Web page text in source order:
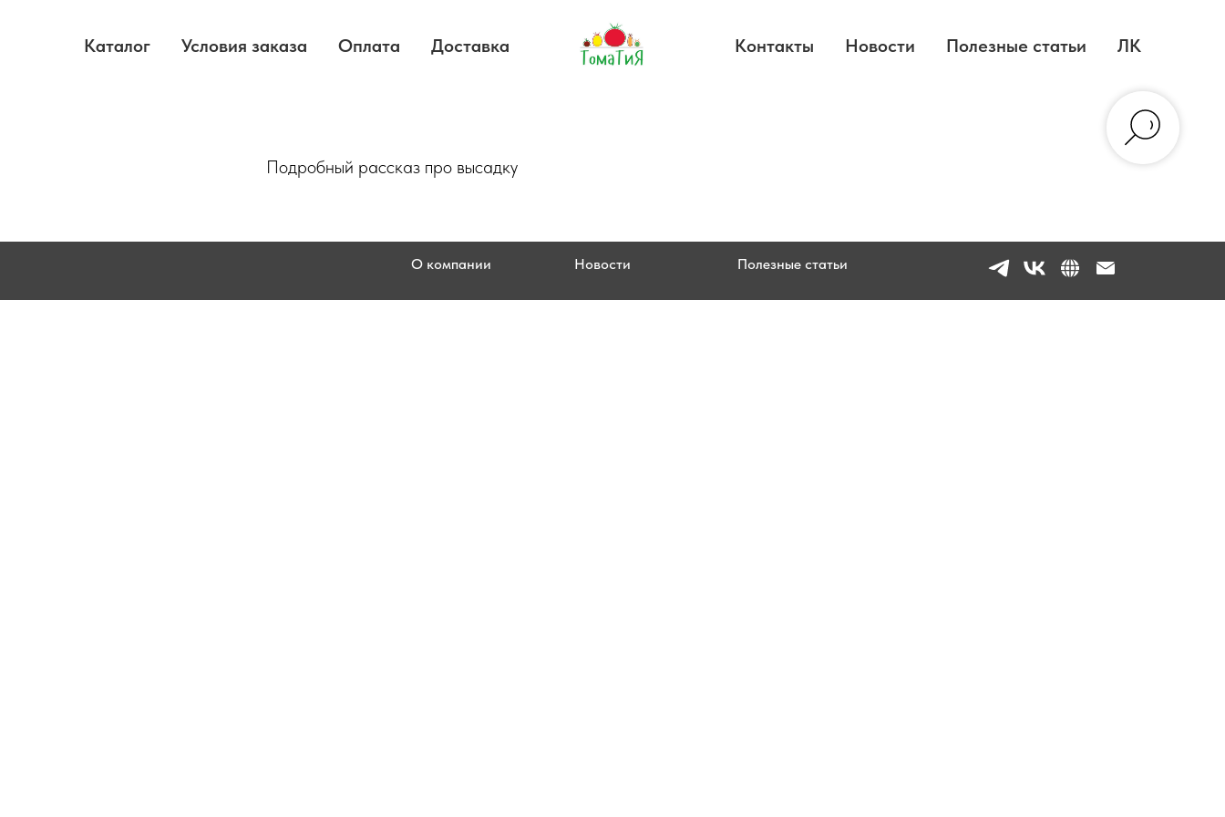
Каталог Условия заказа Оплата Доставка Контакты Новости Полезные статьи ЛК
Подробный рассказ про высадку
О компании Новости Полезные статьи